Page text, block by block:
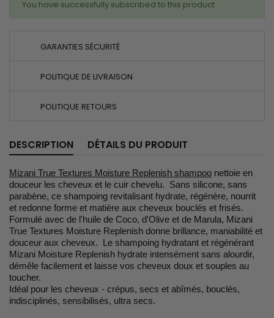
You have successfully subscribed to this product
GARANTIES SÉCURITÉ
POLITIQUE DE LIVRAISON
POLITIQUE RETOURS
DESCRIPTION DÉTAILS DU PRODUIT
Mizani True Textures Moisture Replenish shampoo nettoie en
douceur les cheveux et le cuir chevelu. Sans silicone, sans
parabène, ce shampoing revitalisant hydrate, régénère, nourrit
et redonne forme et matière aux cheveux bouclés et frisés.
Formulé avec de l'huile de Coco, d'Olive et de Marula, Mizani
True Textures Moisture Replenish donne brillance, maniabilité et
douceur aux cheveux. Le shampoing hydratant et régénérant
Mizani Moisture Replenish hydrate intensément sans alourdir,
démêle facilement et laisse vos cheveux doux et souples au
toucher.
Idéal pour les cheveux - crépus, secs et abîmés, bouclés,
indisciplinés, sensibilisés, ultra secs.